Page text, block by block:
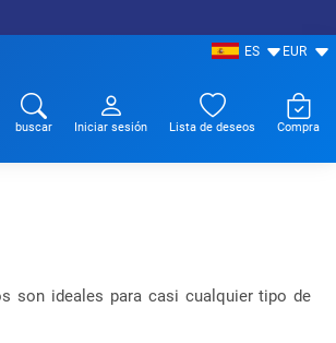
ES EUR
buscar Iniciar sesión Lista de deseos Compra
son ideales para casi cualquier tipo de